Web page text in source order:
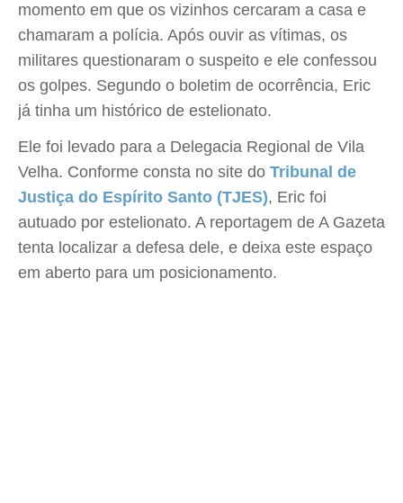
momento em que os vizinhos cercaram a casa e
chamaram a polícia. Após ouvir as vítimas, os
militares questionaram o suspeito e ele confessou
os golpes. Segundo o boletim de ocorrência, Eric
já tinha um histórico de estelionato.
Ele foi levado para a Delegacia Regional de Vila
Velha. Conforme consta no site do Tribunal de
Justiça do Espírito Santo (TJES), Eric foi
autuado por estelionato. A reportagem de A Gazeta
tenta localizar a defesa dele, e deixa este espaço
em aberto para um posicionamento.